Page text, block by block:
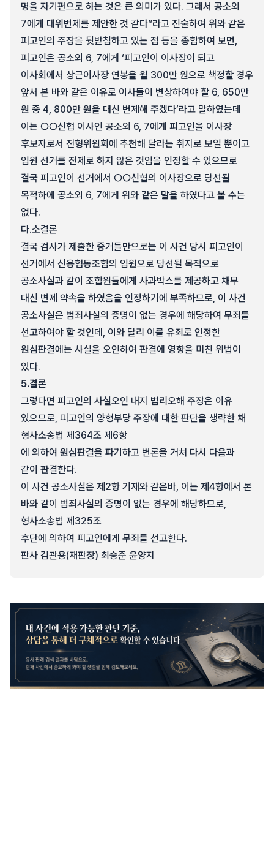
명을 자기편으로 하는 것은 큰 의미가 있다. 그래서 공소외
7에게 대위변제를 제안한 것 같다”라고 진술하여 위와 같은
피고인의 주장을 뒷받침하고 있는 점 등을 종합하여 보면,
피고인은 공소외 6, 7에게 ‘피고인이 이사장이 되고
이사회에서 상근이사장 연봉을 월 300만 원으로 책정할 경우
앞서 본 바와 같은 이유로 이사들이 변상하여야 할 6, 650만
원 중 4, 800만 원을 대신 변제해 주겠다’라고 말하였는데
이는 ○○신협 이사인 공소외 6, 7에게 피고인을 이사장
후보자로서 전형위원회에 추천해 달라는 취지로 보일 뿐이고
임원 선거를 전제로 하지 않은 것임을 인정할 수 있으므로
결국 피고인이 선거에서 ○○신협의 이사장으로 당선될
목적하에 공소외 6, 7에게 위와 같은 말을 하였다고 볼 수는
없다.
다.소결론
결국 검사가 제출한 증거들만으로는 이 사건 당시 피고인이
선거에서 신용협동조합의 임원으로 당선될 목적으로
공소사실과 같이 조합원들에게 사과박스를 제공하고 채무
대신 변제 약속을 하였음을 인정하기에 부족하므로, 이 사건
공소사실은 범죄사실의 증명이 없는 경우에 해당하여 무죄를
선고하여야 할 것인데, 이와 달리 이를 유죄로 인정한
원심판결에는 사실을 오인하여 판결에 영향을 미친 위법이
있다.
5.결론
그렇다면 피고인의 사실오인 내지 법리오해 주장은 이유
있으므로, 피고인의 양형부당 주장에 대한 판단을 생략한 채
형사소송법 제364조 제6항
에 의하여 원심판결을 파기하고 변론을 거쳐 다시 다음과
같이 판결한다.
이 사건 공소사실은 제2항 기재와 같은바, 이는 제4항에서 본
바와 같이 범죄사실의 증명이 없는 경우에 해당하므로,
형사소송법 제325조
후단에 의하여 피고인에게 무죄를 선고한다.
판사 김관용(재판장) 최승준 윤양지